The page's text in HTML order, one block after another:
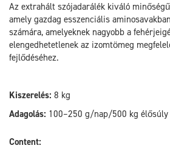
Az extrahált szójadarálék kiváló
amely gazdag esszenciális
számára, amelyeknek nagyobb a
elengedhetetlenek az izomtömeg
fejlődéséhez.
Kiszerelés: 8 kg
Adagolás: 100–250 g/nap/500 kg élősúly
Content: